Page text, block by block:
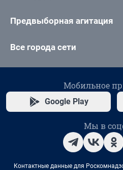
Предвыборная агитация
Все города сети
Мобильное
Google Play
Мы в
Контактные данные для